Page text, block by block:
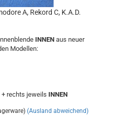
A, Rekord C, K.A.D.
INNEN aus neuer
Modellen:
rechts jeweils INNEN
(Ausland abweichend)